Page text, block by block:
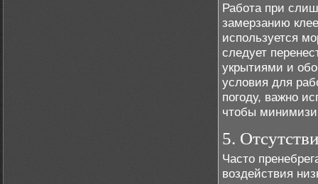
Работа при
замерзанию
используется
следует
укрытиями и
условия для
погоду, важно
чтобы
5.
Часто
воздействия